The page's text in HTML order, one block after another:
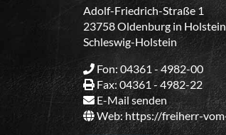
Adolf-Friedrich-Straße 1
23758 Oldenburg in Holstein
Schleswig-Holstein
Fon: 04361 - 4982-00
Fax: 04361 - 4982-22
E-Mail senden
Web:https://freiherr-